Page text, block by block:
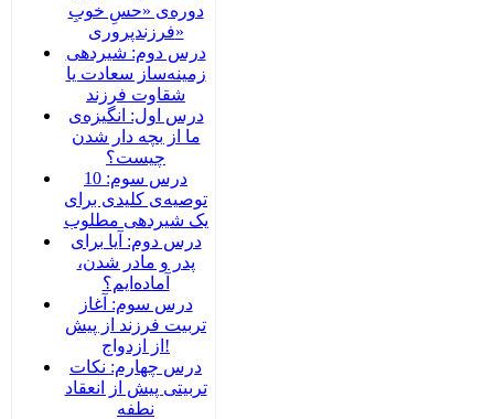
دوره‌ی «حسِ خوبِ
فرزندپروری»
درس دوم: شیردهی
زمینه‌ساز سعادت یا
شقاوت فرزند
درس اول: انگیزه‌ی
ما از بچه دار شدن
چیست؟
درس سوم: 10
توصیه‌ی کلیدی برای
یک شیردهی مطلوب
درس دوم: آیا برای
پدر و مادر شدن،
آماده‌ایم؟
درس سوم: آغاز
تربیت فرزند از پیش
از ازدواج!
درس چهارم: نکات
تربیتی پیش از انعقاد
نطفه